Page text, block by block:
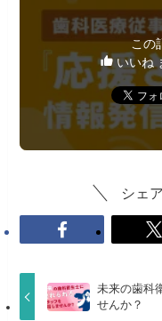
この
いいね
シェ
未来の歯科
せんか？